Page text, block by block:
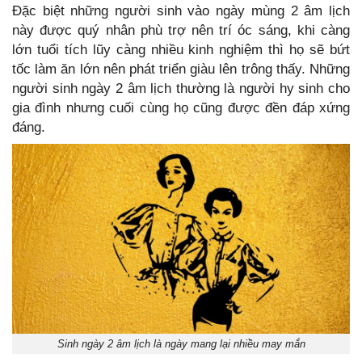
Đặc biệt những người sinh vào ngày mùng 2 âm lịch
này được quý nhân phù trợ nên trí óc sáng, khi càng
lớn tuổi tích lũy càng nhiều kinh nghiệm thì họ sẽ bứt
tốc làm ăn lớn nên phát triển giàu lên trông thấy. Những
người sinh ngày 2 âm lịch thường là người hy sinh cho
gia đình nhưng cuối cùng họ cũng được đền đáp xứng
đáng.
Sinh ngày 2 âm lịch là ngày mang lại nhiều may mắn